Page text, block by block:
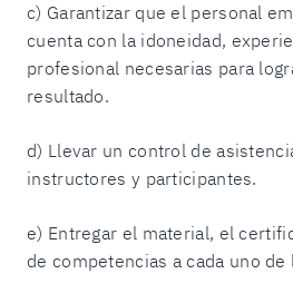
c) Garantizar que el personal
cuenta con la idoneidad,
profesional necesarias para
resultado.
d) Llevar un control de
instructores y participantes.
e) Entregar el material, el
de competencias a cada uno